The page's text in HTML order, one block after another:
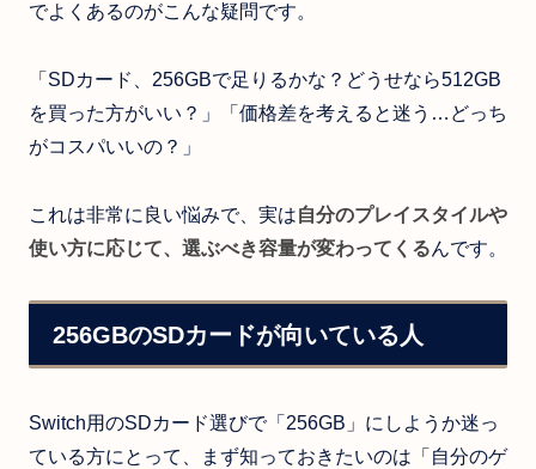
でよくあるのがこんな疑問です。
「SDカード、256GBで足りるかな？どうせなら512GB
を買った方がいい？」「価格差を考えると迷う…どっち
がコスパいいの？」
これは非常に良い悩みで、実は自分のプレイスタイルや
使い方に応じて、選ぶべき容量が変わってくるんです。
256GBのSDカードが向いている人
Switch用のSDカード選びで「256GB」にしようか迷っ
ている方にとって、まず知っておきたいのは「自分のゲ